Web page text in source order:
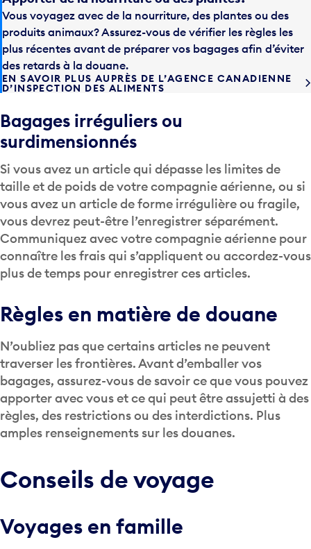
Vous voyagez avec de la nourriture, des plantes ou des
produits animaux? Assurez-vous de vérifier les règles les
plus récentes avant de préparer vos bagages afin d’éviter
des retards à la douane.
EN SAVOIR PLUS AUPRÈS DE L’AGENCE CANADIENNE
D’INSPECTION DES ALIMENTS
Bagages irréguliers ou
surdimensionnés
Si vous avez un article qui dépasse les limites de
taille et de poids de votre compagnie aérienne, ou si
vous avez un article de forme irrégulière ou fragile,
vous devrez peut-être l’enregistrer séparément.
Communiquez avec votre compagnie aérienne pour
connaître les frais qui s’appliquent ou accordez-vous
plus de temps pour enregistrer ces articles.
Règles en matière de douane
N’oubliez pas que certains articles ne peuvent
traverser les frontières. Avant d’emballer vos
bagages, assurez-vous de savoir ce que vous pouvez
apporter avec vous et ce qui peut être assujetti à des
règles, des restrictions ou des interdictions. Plus
amples renseignements sur les douanes.
Conseils de voyage
Voyages en famille